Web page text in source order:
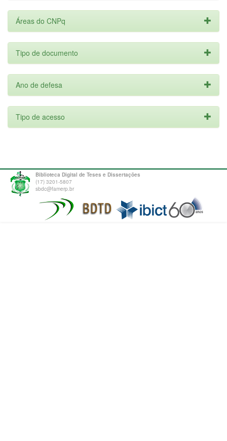
Áreas do CNPq
Tipo de documento
Ano de defesa
Tipo de acesso
Biblioteca Digital de Teses e Dissertações
(17) 3201-5807
sbdc@famerp.br